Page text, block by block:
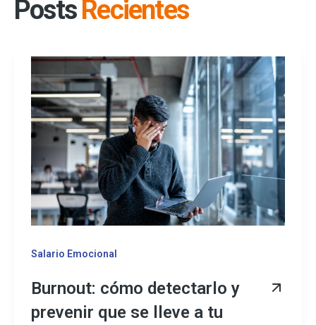
PostsRecientes
Salario Emocional
Burnout: cómo detectarlo y
prevenir que se lleve a tu